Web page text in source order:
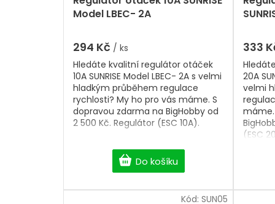
Model LBEC- 2A
294 Kč / ks
Do košíku
Hledáte kvalitní regulátor otáček
10A SUNRISE Model LBEC- 2A s velmi
hladkým průběhem regulace
rychlosti? My ho pro vás máme. S
dopravou zdarma na BigHobby od
2 500 Kč. Regulátor (ESC 10A).
333
20A
velmi
(ESC
Kód: SUN05